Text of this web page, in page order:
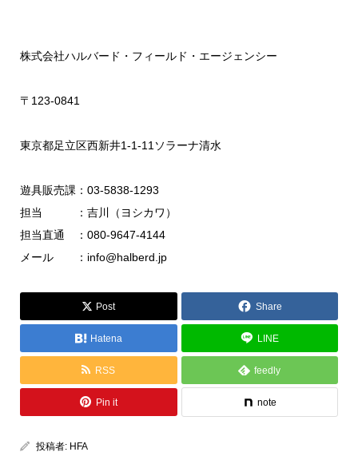
株式会社ハルバード・フィールド・エージェンシー
〒123-0841
東京都足立区西新井1-1-11ソラーナ清水
遊具販売課：03-5838-1293
担当 ：吉川（ヨシカワ）
担当直通 ：080-9647-4144
メール ：info@halberd.jp
Post Share
Hatena LINE
RSS feedly
Pin it note
投稿者: HFA